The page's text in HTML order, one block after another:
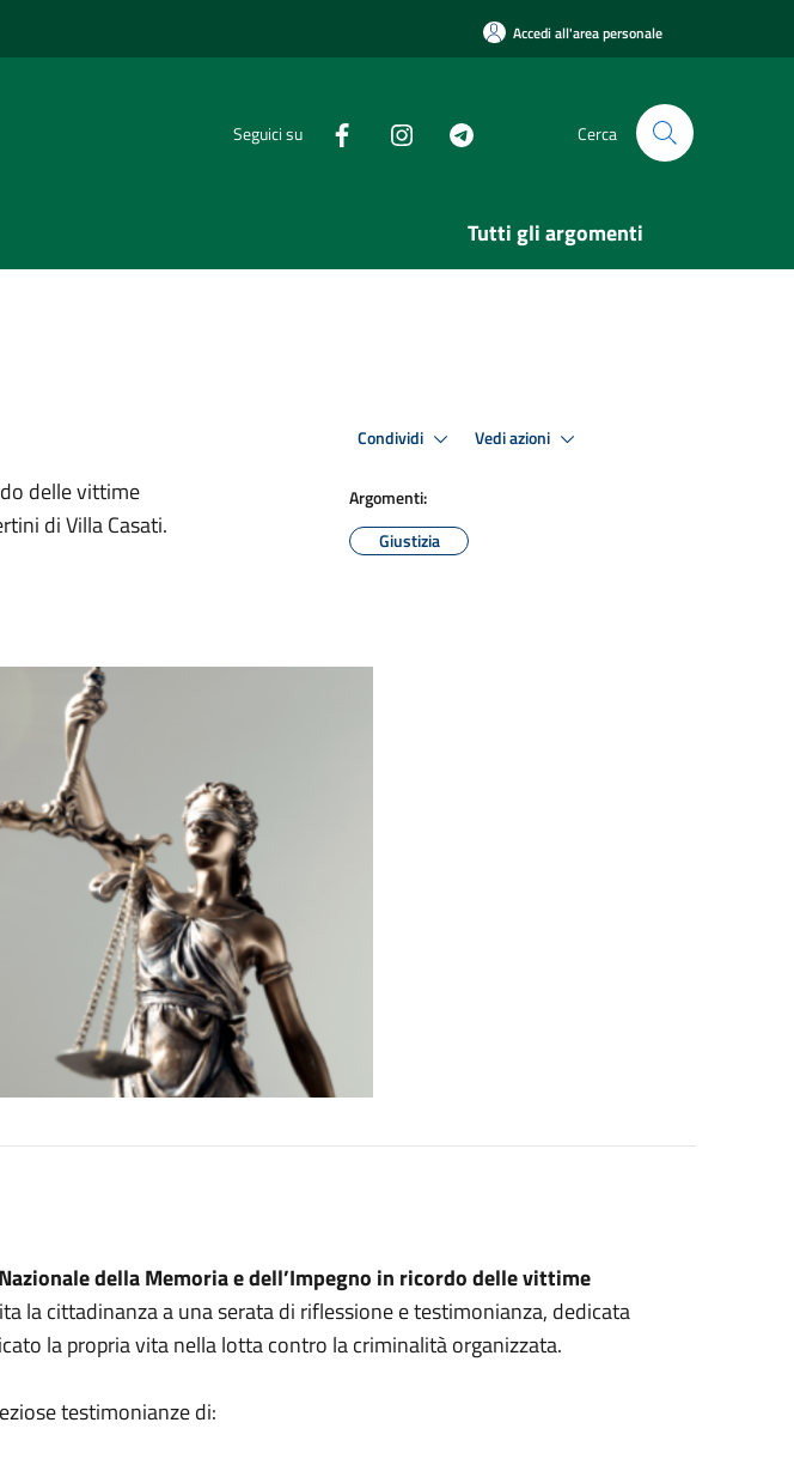
Accedi all'area personale
Seguici su Cerca
Tutti gli argomenti
delle vittime
di Villa Casati.
Condividi Vedi azioni
Argomenti:
Giustizia
della Memoria e dell’Impegno in ricordo delle vittime
la cittadinanza a una serata di riflessione e testimonianza, dedicata
la propria vita nella lotta contro la criminalità organizzata.
testimonianze di: